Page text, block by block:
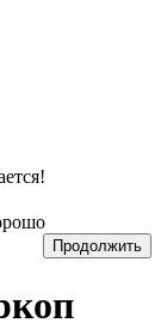
Продолжить